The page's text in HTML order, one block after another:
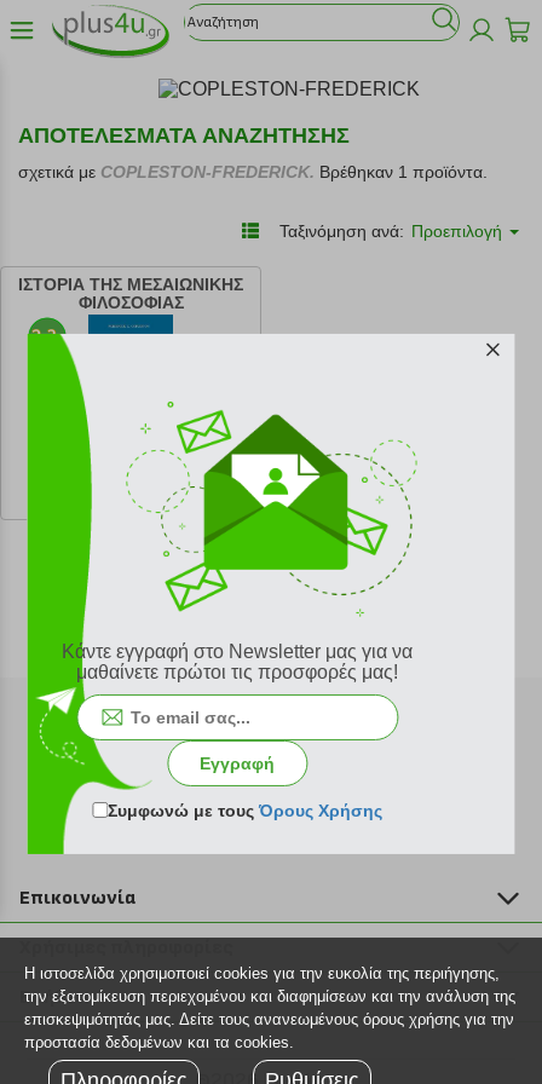
ΑΠΟΤΕΛΕΣΜΑΤΑ ΑΝΑΖΗΤΗΣΗΣ
σχετικά με COPLESTON-FREDERICK. Βρέθηκαν 1 προϊόντα.
Ταξινόμηση ανά: Προεπιλογή
ΙΣΤΟΡΙΑ ΤΗΣ ΜΕΣΑΙΩΝΙΚΗΣ
ΦΙΛΟΣΟΦΙΑΣ
κωδ. 108165995
31.50 €
Ελάχιστη 30 ημερών 35.00 €
Προτεινόμενη λιανική 35.00 €
Εγγραφή στο newsletter
Επικοινωνία
211 2000 700
info@plus4u.gr
Η εταιρία
Σημεία παραλαβής
Ευκαιρίες καριέρας
Βοήθεια
Εξέλιξη παραγγελίας
Τρόποι παραγγελίας
Κάντε εγγραφή στο Newsletter μας για να
μαθαίνετε πρώτοι τις προσφορές μας!
Εγγραφή
Συμφωνώ με τουςΌρους Χρήσης
Η ιστοσελίδα χρησιμοποιεί cookies για την ευκολία της περιήγησης,
την εξατομίκευση περιεχομένου και διαφημίσεων και την ανάλυση της
επισκεψιμότητάς μας. Δείτε τους ανανεωμένους όρους χρήσης για την
προστασία δεδομένων και τα cookies.